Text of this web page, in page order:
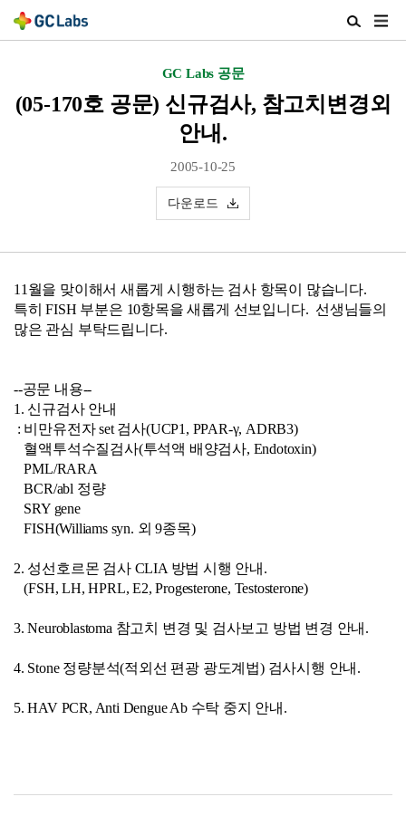
검
색
GC Labs 공문
(05-170호 공문) 신규검사, 참고치변경외
안내.
2005-10-25
다운로드
11월을 맞이해서 새롭게 시행하는 검사 항목이 많습니다.
특히 FISH 부분은 10항목을 새롭게 선보입니다. 선생님들의
많은 관심 부탁드립니다.
--공문 내용--
1. 신규검사 안내
: 비만유전자 set 검사(UCP1, PPAR-γ, ADRB3)
혈액투석수질검사(투석액 배양검사, Endotoxin)
PML/RARA
BCR/abl 정량
SRY gene
FISH(Williams syn. 외 9종목)
2. 성선호르몬 검사 CLIA 방법 시행 안내.
(FSH, LH, HPRL, E2, Progesterone, Testosterone)
3. Neuroblastoma 참고치 변경 및 검사보고 방법 변경 안내.
4. Stone 정량분석(적외선 편광 광도계법) 검사시행 안내.
5. HAV PCR, Anti Dengue Ab 수탁 중지 안내.